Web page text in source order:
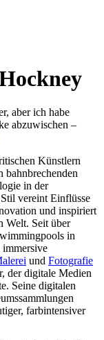
aber ich habe
abzuwischen –
Künstlern
bahnbrechenden
in der
vereint Einflüsse
und inspiriert
Welt. Seit über
in
und Fotografie
der digitale Medien
Seine digitalen
farbintensiver